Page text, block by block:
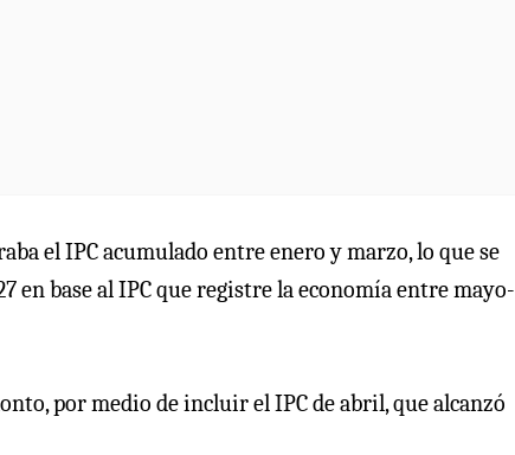
el IPC acumulado entre enero y marzo, lo que se
en base al IPC que registre la economía entre mayo-
por medio de incluir el IPC de abril, que alcanzó